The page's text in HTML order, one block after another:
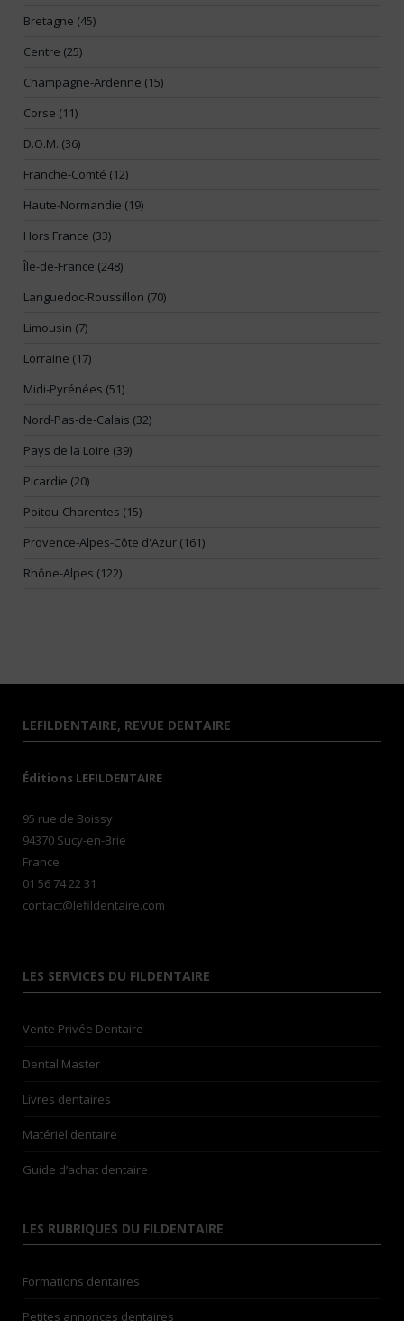
Bretagne (45)
Centre (25)
Champagne-Ardenne (15)
Corse (11)
D.O.M. (36)
Franche-Comté (12)
Haute-Normandie (19)
Hors France (33)
Île-de-France (248)
Languedoc-Roussillon (70)
Limousin (7)
Lorraine (17)
Midi-Pyrénées (51)
Nord-Pas-de-Calais (32)
Pays de la Loire (39)
Picardie (20)
Poitou-Charentes (15)
Provence-Alpes-Côte d'Azur (161)
Rhône-Alpes (122)
LEFILDENTAIRE, REVUE DENTAIRE
Éditions LEFILDENTAIRE
95 rue de Boissy
94370 Sucy-en-Brie
France
01 56 74 22 31
contact@lefildentaire.com
LES SERVICES DU FILDENTAIRE
Vente Privée Dentaire
Dental Master
Livres dentaires
Matériel dentaire
Guide d’achat dentaire
LES RUBRIQUES DU FILDENTAIRE
Formations dentaires
Petites annonces dentaires